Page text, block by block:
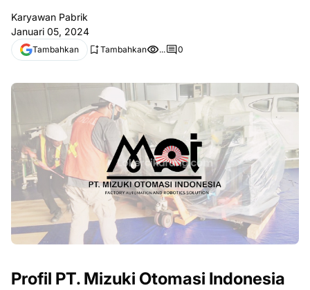
Karyawan Pabrik
Januari 05, 2024
Tambahkan Tambahkan ... 0
Profil PT. Mizuki Otomasi Indonesia